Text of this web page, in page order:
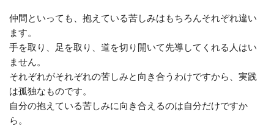
仲間といっても、抱えている苦しみはもちろんそれぞれ違い
ます。
手を取り、足を取り、道を切り開いて先導してくれる人はい
ません。
それぞれがそれぞれの苦しみと向き合うわけですから、実践
は孤独なものです。
自分の抱えている苦しみに向き合えるのは自分だけですか
ら。